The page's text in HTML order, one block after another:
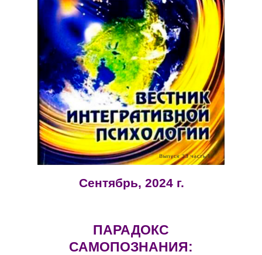
Сентябрь, 2024 г.
ПАРАДОКС
САМОПОЗНАНИЯ: